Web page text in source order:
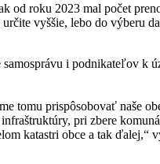
od roku 2023 mal počet
vyššie, lebo do výberu
i podnikateľov k
tomu prispôsobovať naše
pri zbere
katastri obce a tak ďalej,“